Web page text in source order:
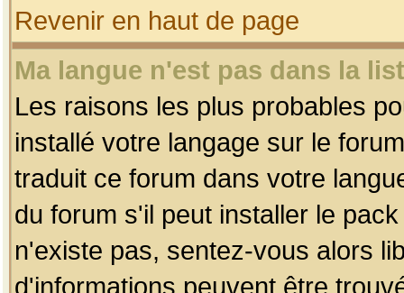
Revenir en haut de page
Ma langue n'est pas dans la
Les raisons les plus probables
installé votre langage sur le
traduit ce forum dans votre
du forum s'il peut installer le
n'existe pas, sentez-vous alors
d'informations peuvent être